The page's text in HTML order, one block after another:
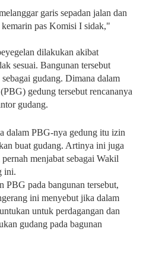
garis sepadan jalan dan
pas Komisi I sidak,"
dilakukan akibat
sesuai. Bangunan tersebut
gudang. Dimana dalam
gedung tersebut rencananya
gudang.
dalam PBG-nya gedung itu izin
buat gudang. Artinya ini juga
menjabat sebagai Wakil
ini.
PBG pada bangunan tersebut,
ini menyebut jika dalam
untuk perdagangan dan
gudang pada bagunan